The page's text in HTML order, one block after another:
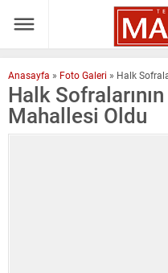
Anasayfa » Foto Galeri » Halk
Halk
Mahallesi Oldu